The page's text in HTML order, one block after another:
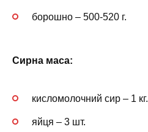
борошно – 500-520 г.
Сирна маса:
кисломолочний сир – 1 кг.
яйця – 3 шт.